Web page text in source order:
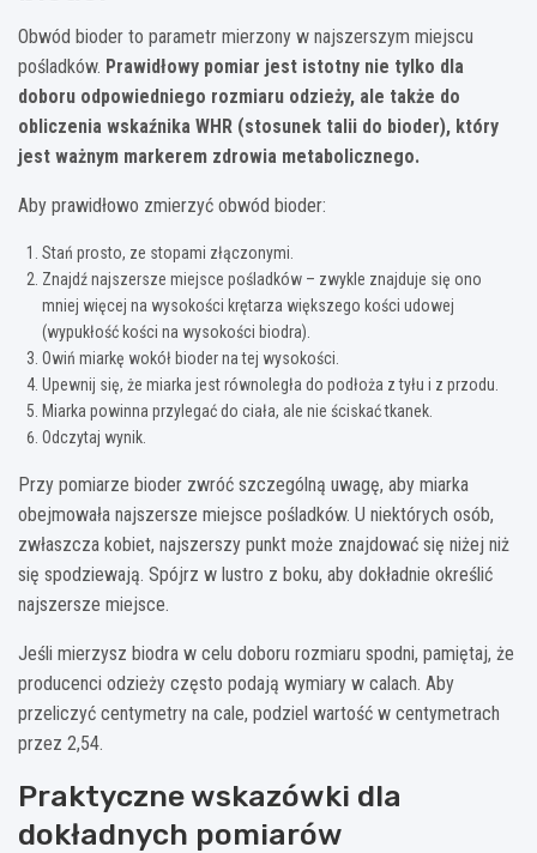
Obwód bioder to parametr mierzony w najszerszym miejscu
pośladków. Prawidłowy pomiar jest istotny nie tylko dla
doboru odpowiedniego rozmiaru odzieży, ale także do
obliczenia wskaźnika WHR (stosunek talii do bioder), który
jest ważnym markerem zdrowia metabolicznego.
Aby prawidłowo zmierzyć obwód bioder:
Stań prosto, ze stopami złączonymi.
Znajdź najszersze miejsce pośladków – zwykle znajduje się ono
mniej więcej na wysokości krętarza większego kości udowej
(wypukłość kości na wysokości biodra).
Owiń miarkę wokół bioder na tej wysokości.
Upewnij się, że miarka jest równoległa do podłoża z tyłu i z przodu.
Miarka powinna przylegać do ciała, ale nie ściskać tkanek.
Odczytaj wynik.
Przy pomiarze bioder zwróć szczególną uwagę, aby miarka
obejmowała najszersze miejsce pośladków. U niektórych osób,
zwłaszcza kobiet, najszerszy punkt może znajdować się niżej niż
się spodziewają. Spójrz w lustro z boku, aby dokładnie określić
najszersze miejsce.
Jeśli mierzysz biodra w celu doboru rozmiaru spodni, pamiętaj, że
producenci odzieży często podają wymiary w calach. Aby
przeliczyć centymetry na cale, podziel wartość w centymetrach
przez 2,54.
Praktyczne wskazówki dla
dokładnych pomiarów